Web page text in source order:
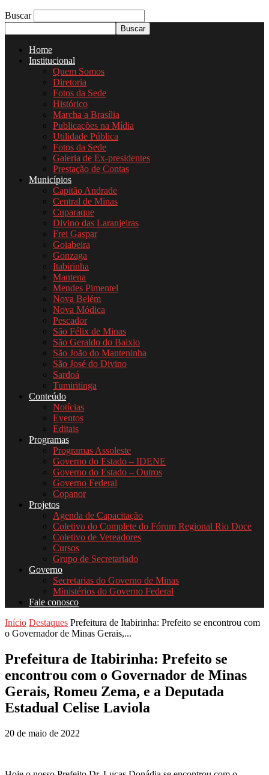
Buscar
Home
Institucional
Quem Somos
Diretoria
Fotos da Sede
Histórico
Marcha a Brasília
Publicações na Mídia
Utilidade Pública
Fotos da Sede
Galeria de Ex-presidentes
Prestação de Contas
Municípios
Capitão Andrade
Central de Minas
Cuparaque
Divino das Laranjeiras
Frei Gaspar
Goiabeira
Gonzaga
Itabirinha
Mantena
Mendes Pimentel
Nova Belém
Nova Módica
Pescador
São Félix de Minas
São Geraldo do Baixio
São João do Manteninha
São José do Divino
Sardoá
Tumiritinga
Conteúdo
Notícias
Eventos
Editais
Programas
Programas Assoleste
Governo do Estado – IDENE
Governo do Estado – Outros
Governo Federal
Copanor
Projetos
Agenda de Capacitação
Coletivo do Complete do Fórum Regional Rio Doce
Coletivo de Vereadores
Cursos
Grupo de Secretariado
Governo
Secretarias do Governo de Minas
Ministérios do Governo Federal
Fale conosco
Início Destaques Prefeitura de Itabirinha: Prefeito se encontrou com
o Governador de Minas Gerais,...
Prefeitura de Itabirinha: Prefeito se
encontrou com o Governador de Minas
Gerais, Romeu Zema, e a Deputada
Estadual Celise Laviola
20 de maio de 2022